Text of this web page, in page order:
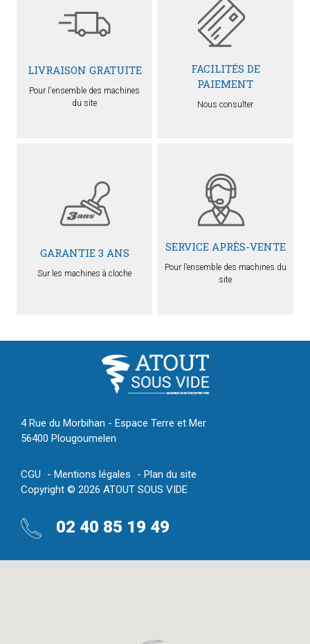
LIVRAISON GRATUITE
Pour l'ensemble des machines
du site
FACILITÉS DE
PAIEMENT
Nous consulter
GARANTIE 3 ANS
Sur les machines à cloche
SERVICE APRÈS-VENTE
Pour l’ensemble des machines du
site
4 Rue du Morbihan - Espace Terre et Mer
56400 Plougoumelen
CGU Mentions légales
Plan du site
Copyright © 2026 ATOUT SOUS VIDE
02 40 85 19 49